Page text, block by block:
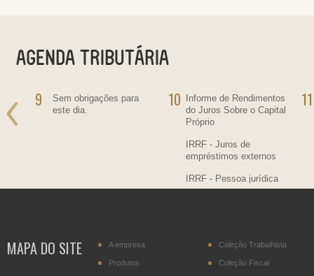
9
Sem obrigações para
este dia.
10
Informe de Rendimentos
do Juros Sobre o Capital
Próprio
IRRF - Juros de
empréstimos externos
IRRF - Pessoa jurídica
residente no País,
IPI - Cigarros (posição
2402.20)
11
MAPA DO SITE A empresa
Produtos
Coleção Trabalhista
Coleção Fiscal